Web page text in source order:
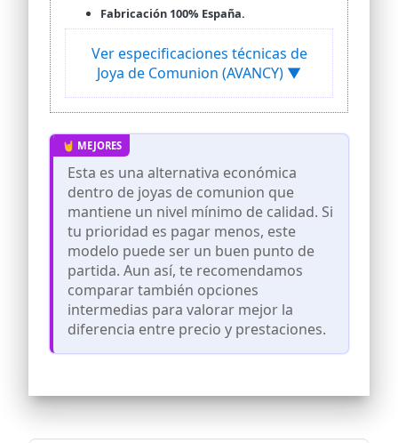
Fabricación 100% España.
Ver especificaciones técnicas de
Joya de Comunion (AVANCY) ▼
Esta es una alternativa económica
dentro de joyas de comunion que
mantiene un nivel mínimo de calidad. Si
tu prioridad es pagar menos, este
modelo puede ser un buen punto de
partida. Aun así, te recomendamos
comparar también opciones
intermedias para valorar mejor la
diferencia entre precio y prestaciones.